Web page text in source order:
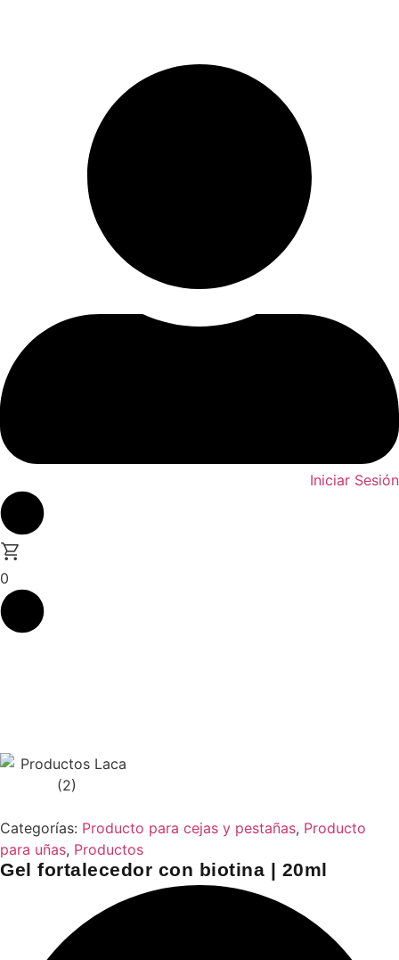
Iniciar Sesión
0
Categorías: Producto para cejas y pestañas, Producto
para uñas, Productos
Gel fortalecedor con biotina | 20ml